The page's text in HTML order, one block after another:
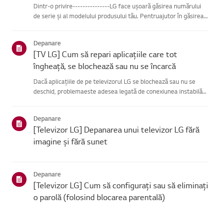
Dintr-o privire---------------LG face ușoară găsirea numărului
de serie și al modelului produsului tău. Pentruajutor în găsirea
Depanare
[TV LG] Cum să repari aplicațiile care tot
îngheață, se blochează sau nu se încarcă
Dacă aplicațiile de pe televizorul LG se blochează sau nu se
deschid, problemaeste adesea legată de conexiunea instabilă
Depanare
[Televizor LG] Depanarea unui televizor LG fără
imagine și fără sunet
Depanare
[Televizor LG] Cum să configurați sau să eliminați
o parolă (folosind blocarea parentală)